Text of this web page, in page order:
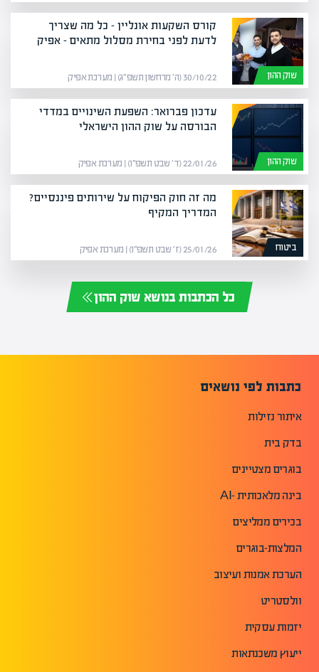
שוק ההון
קורס השקעות אונליין – כל מה שצריך
לדעת לפני בחירת מסלול מתאים – אפיק
30/10/22 (ה׳ מרחשון תשפ״ג) | מערכת אפיק
שוק ההון
עדכון פברואר: השפעת השינויים במדדי
הבורסה על שוק ההון הישראלי
22/01/26 (ד׳ שבט תשפ״ו) | מערכת אפיק
ביטוח
מה זה חוק הפיקוח על שירותים פיננסיים?
המדריך המקיף
25/01/26 (ז׳ שבט תשפ״ו) | מערכת אפיק
כל הכתבות בנושא שוק ההון
כתבות לפי נושאים
איתור נזילות
בדק בית
בוגרים מצטיינים
בינה מלאכותית -AI
בכירים ממליצים
המלצות-בוגרים
הערכת אמנות ועיצוב
וולסטריט
יזמות עסקית
ייעוץ משכנתאות